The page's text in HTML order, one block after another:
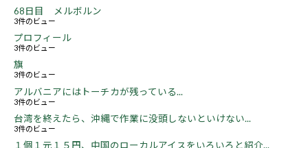
68日目 メルボルン
3件のビュー
プロフィール
3件のビュー
旗
3件のビュー
アルバニアにはトーチカが残っている...
3件のビュー
台湾を終えたら、沖縄で作業に没頭しないといけない...
3件のビュー
１個１元１５円、中国のローカルアイスをいろいろと紹介...